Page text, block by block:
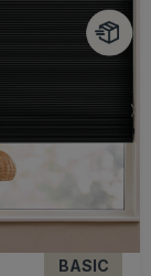
BASIC